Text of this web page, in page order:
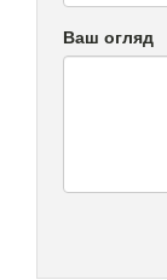
Ваш огляд